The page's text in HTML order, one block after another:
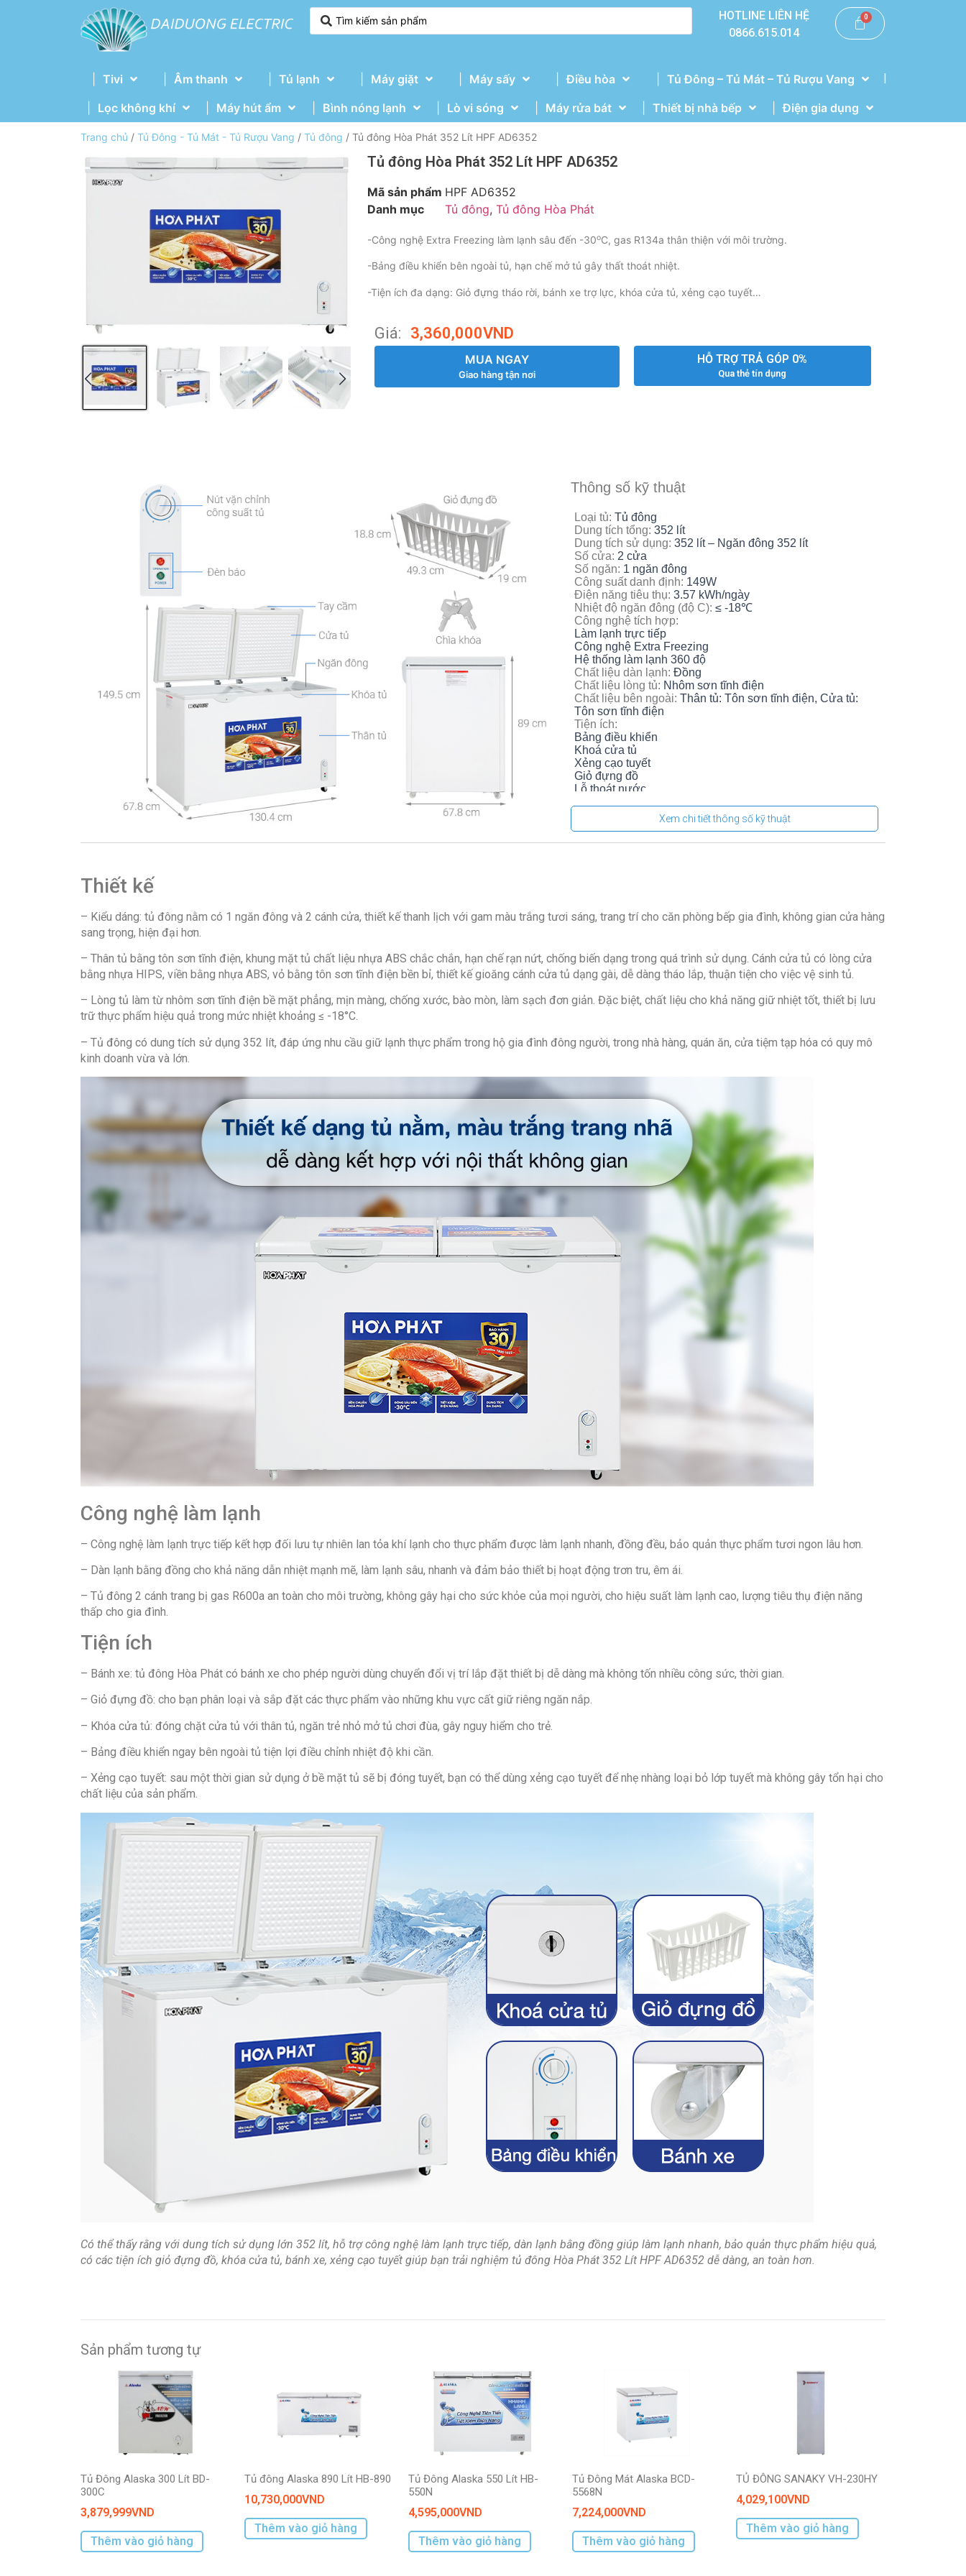
HOTLINE LIÊN HỆ
0866.615.014
Tivi Âm thanh Tủ lạnh Máy giặt Máy sấy Điều hòa
Tủ Đông – Tủ Mát – Tủ Rượu Vang
Lọc không khí
Máy hút ẩm Bình nóng lạnh Lò vi sóng Máy rửa bát Thiết bị nhà bếp Điện gia dụng
|
Trang chủ / Tủ Đông - Tủ Mát - Tủ Rượu Vang / Tủ đông / Tủ đông Hòa Phát 352 Lít HPF AD6352
Tủ đông Hòa Phát 352 Lít HPF AD6352
Mã sản phẩm HPF AD6352
Danh mục
Tủ đông, Tủ đông Hòa Phát
-Công nghệ Extra Freezing làm lạnh sâu đến -30oC, gas R134a thân thiện với môi trường.
-Bảng điều khiển bên ngoài tủ, hạn chế mở tủ gây thất thoát nhiệt.
-Tiện ích đa dạng: Giỏ đựng tháo rời, bánh xe trợ lực, khóa cửa tủ, xẻng cạo tuyết…
Giá: 3,360,000VND
MUA NGAY
Giao hàng tận nơi
HỖ TRỢ TRẢ GÓP 0%
Qua thẻ tín dụng
Thông số kỹ thuật
Loại tủ: Tủ đông
Dung tích tổng: 352 lít
Dung tích sử dụng: 352 lít – Ngăn đông 352 lít
Số cửa: 2 cửa
Số ngăn: 1 ngăn đông
Công suất danh định: 149W
Điện năng tiêu thụ: 3.57 kWh/ngày
Nhiệt độ ngăn đông (độ C): ≤ -18℃
Công nghệ tích hợp:
Làm lạnh trực tiếp
Công nghệ Extra Freezing
Hệ thống làm lạnh 360 độ
Chất liệu dàn lạnh: Đồng
Chất liệu lòng tủ: Nhôm sơn tĩnh điện
Chất liệu bên ngoài: Thân tủ: Tôn sơn tĩnh điện, Cửa tủ:
Tôn sơn tĩnh điện
Tiện ích:
Bảng điều khiển
Khoá cửa tủ
Xẻng cạo tuyết
Giỏ đựng đồ
Lỗ thoát nước
Kích thước, khối lượng:Cao 89 cm – Ngang 130.4 cm –
Loại Gas:R600a
Xem chi tiết thông số kỹ thuật
Thiết kế
– Kiểu dáng: tủ đông nằm có 1 ngăn đông và 2 cánh cửa, thiết kế thanh lịch với gam màu trắng tươi sáng, trang trí cho căn phòng bếp gia đình, không gian cửa hàng
sang trọng, hiện đại hơn.
– Thân tủ bằng tôn sơn tĩnh điện, khung mặt tủ chất liệu nhựa ABS chắc chắn, hạn chế rạn nứt, chống biến dạng trong quá trình sử dụng. Cánh cửa tủ có lòng cửa
bằng nhựa HIPS, viền bằng nhựa ABS, vỏ bằng tôn sơn tĩnh điện bền bỉ, thiết kế gioăng cánh cửa tủ dạng gài, dễ dàng tháo lắp, thuận tiện cho việc vệ sinh tủ.
– Lòng tủ làm từ nhôm sơn tĩnh điện bề mặt phẳng, mịn màng, chống xước, bào mòn, làm sạch đơn giản. Đặc biệt, chất liệu cho khả năng giữ nhiệt tốt, thiết bị lưu
trữ thực phẩm hiệu quả trong mức nhiệt khoảng ≤ -18°C.
– Tủ đông có dung tích sử dụng 352 lít, đáp ứng nhu cầu giữ lạnh thực phẩm trong hộ gia đình đông người, trong nhà hàng, quán ăn, cửa tiệm tạp hóa có quy mô
kinh doanh vừa và lớn.
Công nghệ làm lạnh
– Công nghệ làm lạnh trực tiếp kết hợp đối lưu tự nhiên lan tỏa khí lạnh cho thực phẩm được làm lạnh nhanh, đồng đều, bảo quản thực phẩm tươi ngon lâu hơn.
– Dàn lạnh bằng đồng cho khả năng dẫn nhiệt mạnh mẽ, làm lạnh sâu, nhanh và đảm bảo thiết bị hoạt động trơn tru, êm ái.
– Tủ đông 2 cánh trang bị gas R600a an toàn cho môi trường, không gây hại cho sức khỏe của mọi người, cho hiệu suất làm lạnh cao, lượng tiêu thụ điện năng
thấp cho gia đình.
Tiện ích
– Bánh xe: tủ đông Hòa Phát có bánh xe cho phép người dùng chuyển đổi vị trí lắp đặt thiết bị dễ dàng mà không tốn nhiều công sức, thời gian.
– Giỏ đựng đồ: cho bạn phân loại và sắp đặt các thực phẩm vào những khu vực cất giữ riêng ngăn nắp.
– Khóa cửa tủ: đóng chặt cửa tủ với thân tủ, ngăn trẻ nhỏ mở tủ chơi đùa, gây nguy hiểm cho trẻ.
– Bảng điều khiển ngay bên ngoài tủ tiện lợi điều chỉnh nhiệt độ khi cần.
– Xẻng cạo tuyết: sau một thời gian sử dụng ở bề mặt tủ sẽ bị đóng tuyết, bạn có thể dùng xẻng cạo tuyết để nhẹ nhàng loại bỏ lớp tuyết mà không gây tổn hại cho
chất liệu của sản phẩm.
Có thể thấy rằng với dung tích sử dụng lớn 352 lít, hỗ trợ công nghệ làm lạnh trực tiếp, dàn lạnh bằng đồng giúp làm lạnh nhanh, bảo quản thực phẩm hiệu quả,
có các tiện ích giỏ đựng đồ, khóa cửa tủ, bánh xe, xẻng cạo tuyết giúp bạn trải nghiệm tủ đông Hòa Phát 352 Lít HPF AD6352 dễ dàng, an toàn hơn.
Sản phẩm tương tự
Tủ Đông Alaska 300 Lít BD-
300C
3,879,999VND
Thêm vào giỏ hàng
Tủ đông Alaska 890 Lít HB-890
10,730,000VND
Thêm vào giỏ hàng
Tủ Đông Alaska 550 Lít HB-
550N
4,595,000VND
Thêm vào giỏ hàng
Tủ Đông Mát Alaska BCD-
5568N
7,224,000VND
Thêm vào giỏ hàng
TỦ ĐÔNG SANAKY VH-230HY
4,029,100VND
Thêm vào giỏ hàng